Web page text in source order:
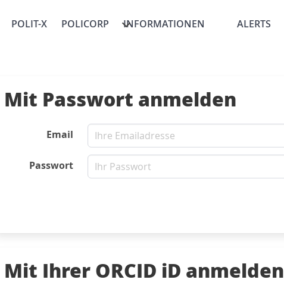
POLIT-X POLICORP INFORMATIONEN ALERTS
Mit Passwort anmelden
Email
Passwort
Mit Ihrer ORCID iD anmelden